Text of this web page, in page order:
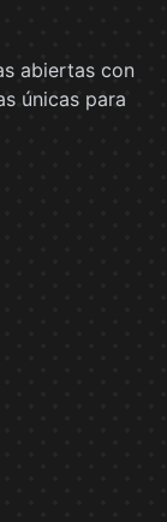
abiertas con
únicas para